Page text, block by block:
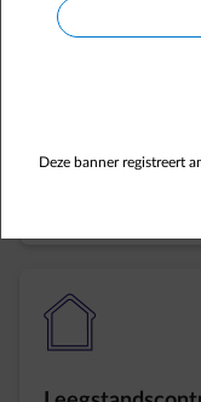
element-housing-empty
Deze banner registreert